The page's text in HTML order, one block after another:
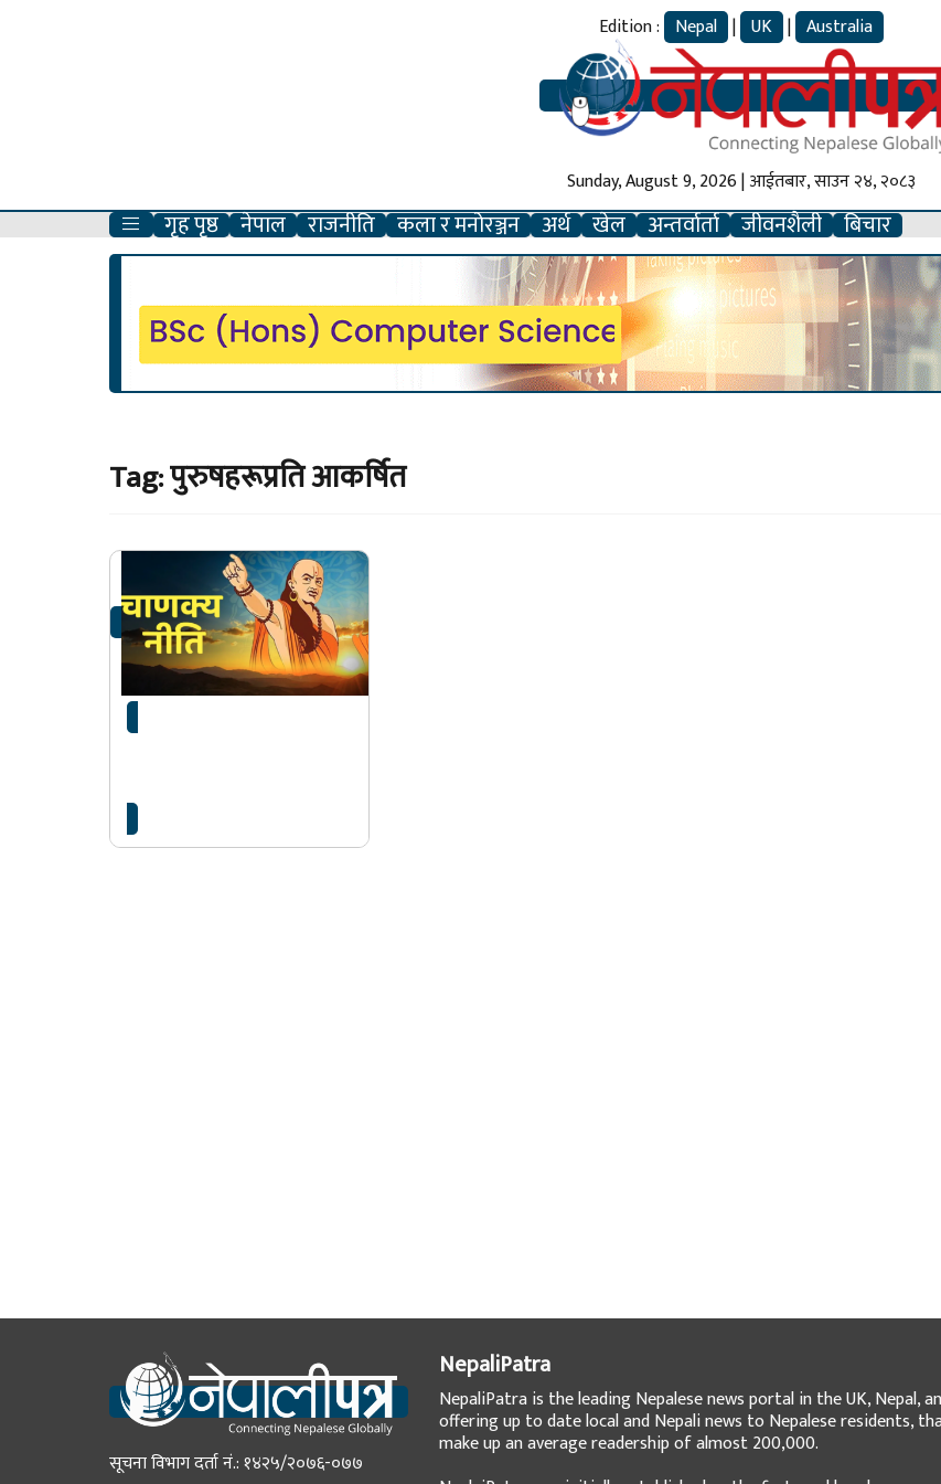
Edition : Nepal | UK | Australia
Sunday, August 9, 2026 | आईतबार, साउन २४, २०८३
गृह पृष्ठ नेपाल राजनीति कला र मनोरञ्जन अर्थ खेल अन्तर्वार्ता जीवनशैली बिचार
Tag:पुरुषहरूप्रति आकर्षित
चाणक्य नीतिः यदि तपाईमा
महिलाहरुको मन…
सूचना विभाग दर्ता नं.: १४२५/२०७६-०७७
NepaliPatra
NepaliPatra is the leading Nepalese news portal in the UK, Nepal,
offering up to date local and Nepali news to Nepalese residents,
make up an average readership of almost 200,000.